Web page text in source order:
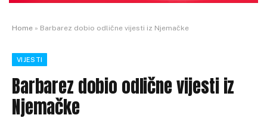
Home » Barbarez dobio odlične vijesti iz Njemačke
VIJESTI
Barbarez dobio odlične vijesti iz
Njemačke